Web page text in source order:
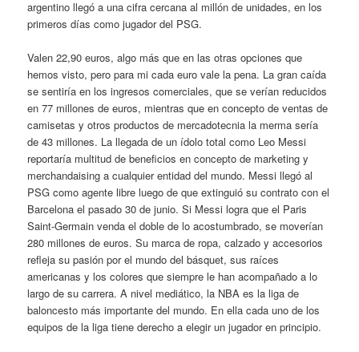
argentino llegó a una cifra cercana al millón de unidades, en los
primeros días como jugador del PSG.
Valen 22,90 euros, algo más que en las otras opciones que
hemos visto, pero para mi cada euro vale la pena. La gran caída
se sentiría en los ingresos comerciales, que se verían reducidos
en 77 millones de euros, mientras que en concepto de ventas de
camisetas y otros productos de mercadotecnia la merma sería
de 43 millones. La llegada de un ídolo total como Leo Messi
reportaría multitud de beneficios en concepto de marketing y
merchandaising a cualquier entidad del mundo. Messi llegó al
PSG como agente libre luego de que extinguió su contrato con el
Barcelona el pasado 30 de junio. Si Messi logra que el Paris
Saint-Germain venda el doble de lo acostumbrado, se moverían
280 millones de euros. Su marca de ropa, calzado y accesorios
refleja su pasión por el mundo del básquet, sus raíces
americanas y los colores que siempre le han acompañado a lo
largo de su carrera. A nivel mediático, la NBA es la liga de
baloncesto más importante del mundo. En ella cada uno de los
equipos de la liga tiene derecho a elegir un jugador en principio.